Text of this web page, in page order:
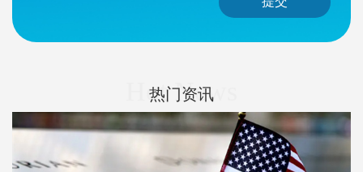
Hot News
热门资讯